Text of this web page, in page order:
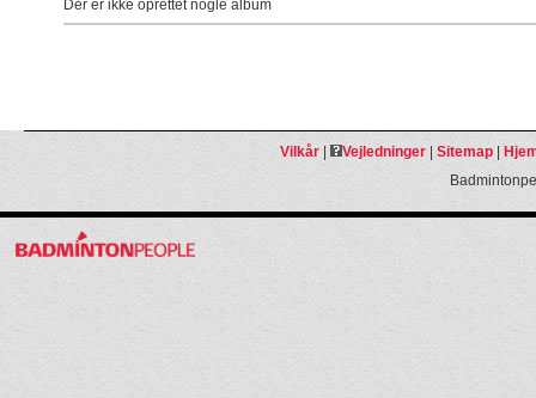
Der er ikke oprettet nogle album
Vilkår| Vejledninger| Sitemap|